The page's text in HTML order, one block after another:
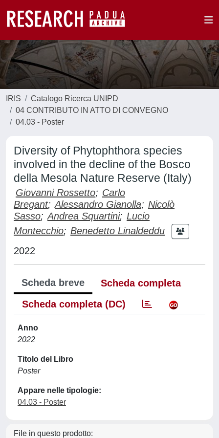
IRIS
Catalogo Ricerca UNIPD
04 CONTRIBUTO IN ATTO DI CONVEGNO
04.03 - Poster
Diversity of Phytophthora species
involved in the decline of the Bosco
della Mesola Nature Reserve (Italy)
Giovanni Rossetto; Carlo
Bregant; Alessandro Gianolla; Nicolò
Sasso; Andrea Squartini; Lucio
Montecchio; Benedetto Linaldeddu
2022
Scheda breve
Scheda completa
Scheda completa (DC)
Anno
2022
Titolo del Libro
Poster
Appare nelle tipologie:
04.03 - Poster
File in questo prodotto: